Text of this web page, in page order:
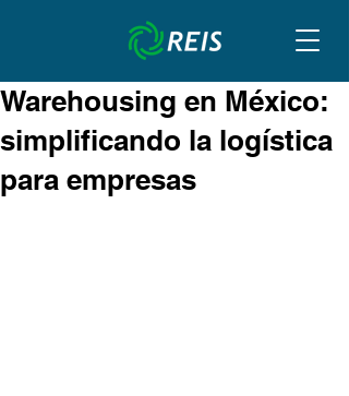
Warehousing en México:
simplificando la logística
para empresas